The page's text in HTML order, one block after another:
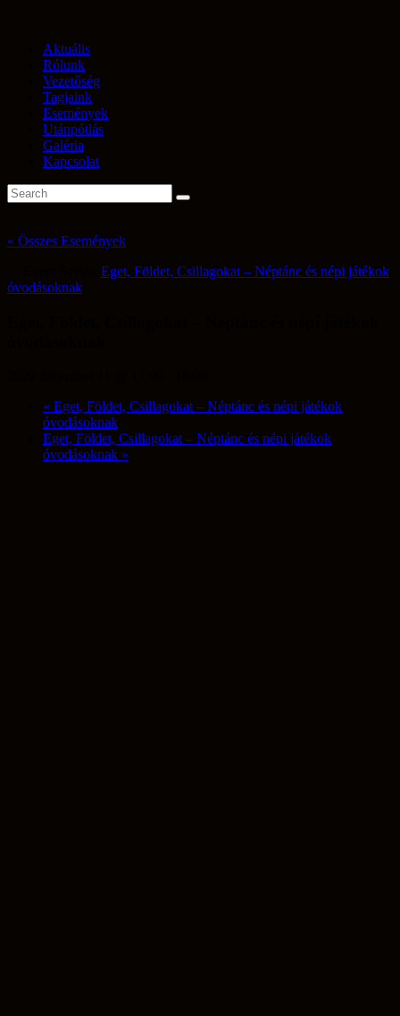
Aktuális
Rólunk
Vezetőség
Tagjaink
Események
Utánpótlás
Galéria
Kapcsolat
« Összes Események
Eget, Földet, Csillagokat – Néptánc és népi játékok
óvodásoknak
« Eget, Földet, Csillagokat – Néptánc és népi játékok
óvodásoknak
Eget, Földet, Csillagokat – Néptánc és népi játékok
óvodásoknak »